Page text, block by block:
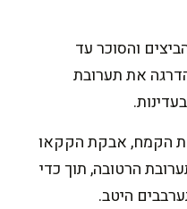
והסוכר עד
את תערובת
הקמח, אבקת הקקאו
הרטובה, תוך כדי
היטב.